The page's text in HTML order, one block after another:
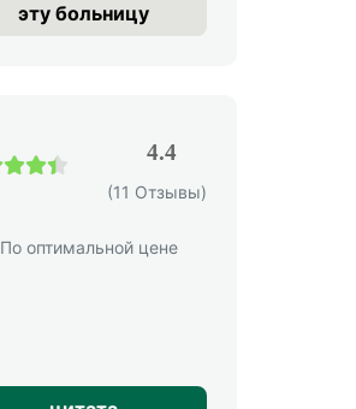
эту больницу
4.4
(11 Отзывы)
По оптимальной цене